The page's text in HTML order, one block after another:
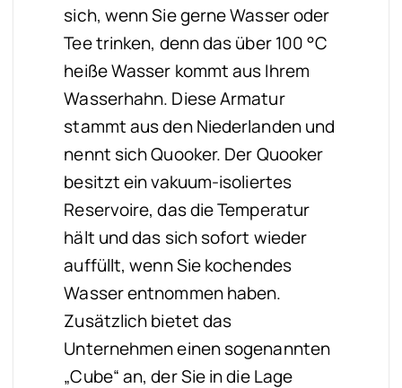
sich, wenn Sie gerne Wasser oder
Tee trinken, denn das über 100 °C
heiße Wasser kommt aus Ihrem
Wasserhahn. Diese Armatur
stammt aus den Niederlanden und
nennt sich Quooker. Der Quooker
besitzt ein vakuum-isoliertes
Reservoire, das die Temperatur
hält und das sich sofort wieder
auffüllt, wenn Sie kochendes
Wasser entnommen haben.
Zusätzlich bietet das
Unternehmen einen sogenannten
„Cube“ an, der Sie in die Lage